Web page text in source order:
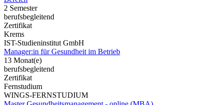
2 Semester
berufsbegleitend
Zertifikat
Krems
IST-Studieninstitut GmbH
Manager:in für Gesundheit im Betrieb
13 Monat(e)
berufsbegleitend
Zertifikat
Fernstudium
WINGS-FERNSTUDIUM